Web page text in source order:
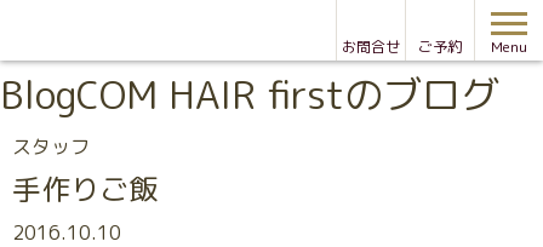
お問合せ ご予約 Menu
BlogCOM HAIR firstのブログ
スタッフ
手作りご飯
2016.10.10